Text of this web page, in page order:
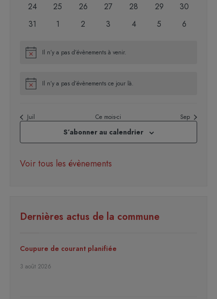
0
24
0
25
0
26
0
27
0
28
0
29
0
30
0
31
01
0
2
0
3
0
4
0
5
0
6
Notice Il n’y a pas d’évènements à venir.
Notice Il n’y a pas d’évènements ce jour là.
Juil Ce mois-ci Sep
S’abonner au calendrier
Voir tous les évènements
Dernières actus de la commune
Coupure de courant planifiée
3 août 2026